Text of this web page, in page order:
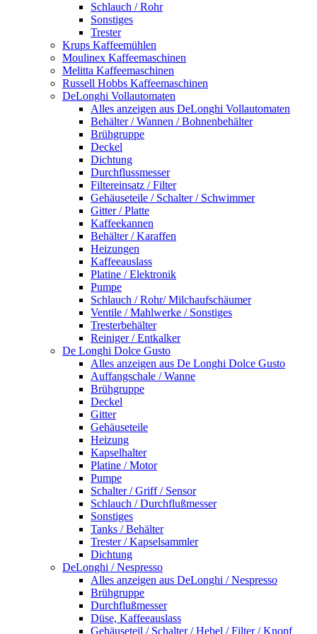
Schlauch / Rohr
Sonstiges
Trester
Krups Kaffeemühlen
Moulinex Kaffeemaschinen
Melitta Kaffeemaschinen
Russell Hobbs Kaffeemaschinen
DeLonghi Vollautomaten
Alles anzeigen aus DeLonghi Vollautomaten
Behälter / Wannen / Bohnenbehälter
Brühgruppe
Deckel
Dichtung
Durchflussmesser
Filtereinsatz / Filter
Gehäuseteile / Schalter / Schwimmer
Gitter / Platte
Kaffeekannen
Behälter / Karaffen
Heizungen
Kaffeeauslass
Platine / Elektronik
Pumpe
Schlauch / Rohr/ Milchaufschäumer
Ventile / Mahlwerke / Sonstiges
Tresterbehälter
Reiniger / Entkalker
De Longhi Dolce Gusto
Alles anzeigen aus De Longhi Dolce Gusto
Auffangschale / Wanne
Brühgruppe
Deckel
Gitter
Gehäuseteile
Heizung
Kapselhalter
Platine / Motor
Pumpe
Schalter / Griff / Sensor
Schlauch / Durchflußmesser
Sonstiges
Tanks / Behälter
Trester / Kapselsammler
Dichtung
DeLonghi / Nespresso
Alles anzeigen aus DeLonghi / Nespresso
Brühgruppe
Durchflußmesser
Düse, Kaffeeauslass
Gehäuseteil / Schalter / Hebel / Filter / Knopf